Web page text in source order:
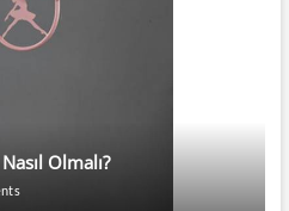
Olmalı?